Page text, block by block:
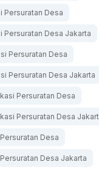
Persuratan Desa
Persuratan Desa Jakarta
Persuratan Desa
Persuratan Desa Jakarta
Persuratan Desa
Persuratan Desa
Desa
Desa Jakarta